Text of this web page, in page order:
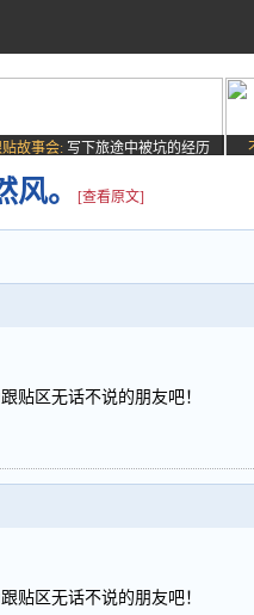
故事会: 写下旅途中被坑的经历
。 [查看原文]
贴区无话不说的朋友吧！
贴区无话不说的朋友吧！